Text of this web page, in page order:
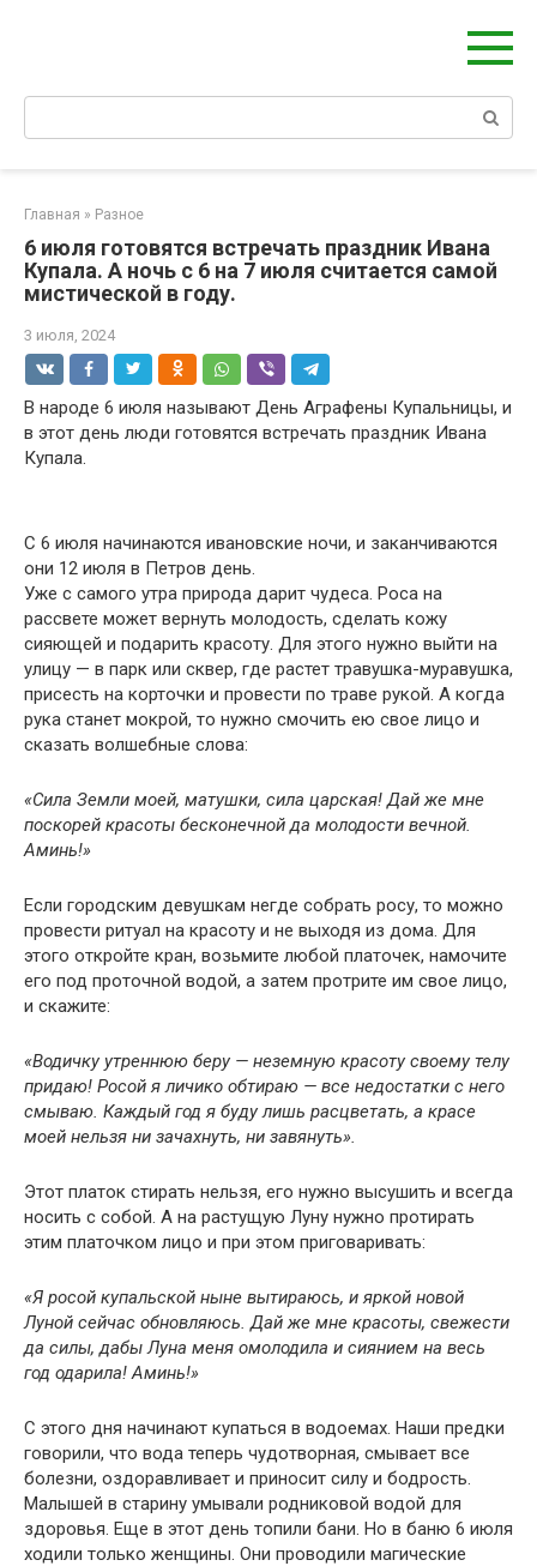
Главная » Разное
6 июля готовятся встречать праздник Ивана
Купала. А ночь с 6 на 7 июля считается самой
мистической в году.
3 июля, 2024
В народе 6 июля называют День Аграфены Купальницы, и
в этот день люди готовятся встречать праздник Ивана
Купала.
С 6 июля начинаются ивановские ночи, и заканчиваются
они 12 июля в Петров день.
Уже с самого утра природа дарит чудеса. Роса на
рассвете может вернуть молодость, сделать кожу
сияющей и подарить красоту. Для этого нужно выйти на
улицу — в парк или сквер, где растет травушка-муравушка,
присесть на корточки и провести по траве рукой. А когда
рука станет мокрой, то нужно смочить ею свое лицо и
сказать волшебные слова:
«Сила Земли моей, матушки, сила царская! Дай же мне
поскорей красоты бесконечной да молодости вечной.
Аминь!»
Если городским девушкам негде собрать росу, то можно
провести ритуал на красоту и не выходя из дома. Для
этого откройте кран, возьмите любой платочек, намочите
его под проточной водой, а затем протрите им свое лицо,
и скажите:
«Водичку утреннюю беру — неземную красоту своему телу
придаю! Росой я личико обтираю — все недостатки с него
смываю. Каждый год я буду лишь расцветать, а красе
моей нельзя ни зачахнуть, ни завянуть».
Этот платок стирать нельзя, его нужно высушить и всегда
носить с собой. А на растущую Луну нужно протирать
этим платочком лицо и при этом приговаривать:
«Я росой купальской ныне вытираюсь, и яркой новой
Луной сейчас обновляюсь. Дай же мне красоты, свежести
да силы, дабы Луна меня омолодила и сиянием на весь
год одарила! Аминь!»
С этого дня начинают купаться в водоемах. Наши предки
говорили, что вода теперь чудотворная, смывает все
болезни, оздоравливает и приносит силу и бодрость.
Малышей в старину умывали родниковой водой для
здоровья. Еще в этот день топили бани. Но в баню 6 июля
ходили только женщины. Они проводили магические